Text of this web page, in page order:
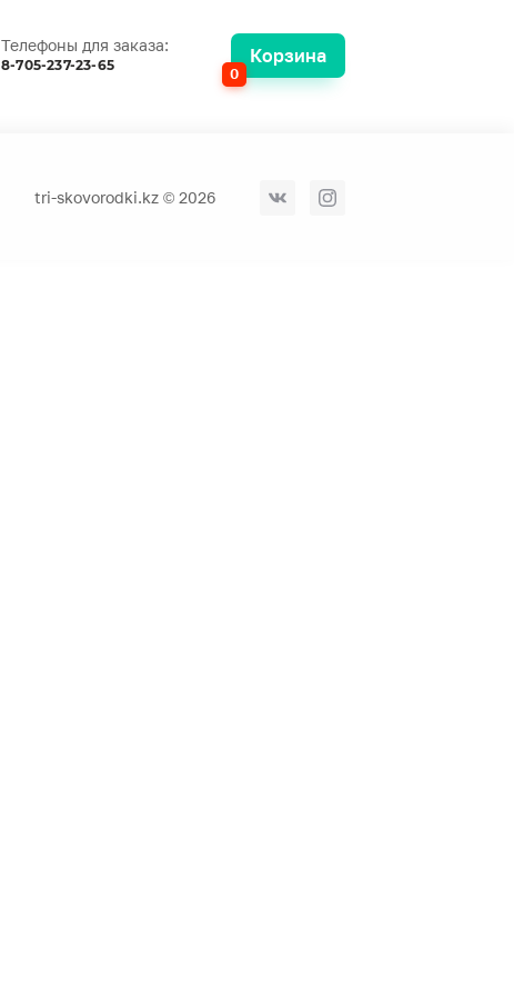
Телефоны для заказа:
8-705-237-23-65
Корзина
0
tri-skovorodki.kz © 2026